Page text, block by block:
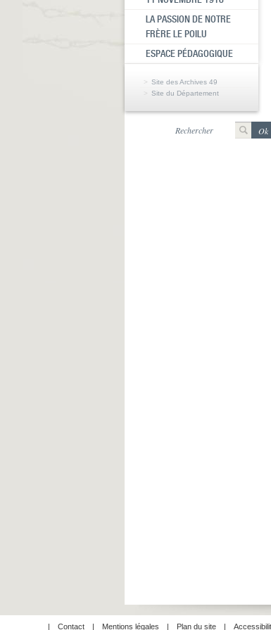
LA PASSION DE NOTRE
FRÈRE LE POILU
ESPACE PÉDAGOGIQUE
Site des Archives 49
Site du Département
Contact Mentions légales Plan du site